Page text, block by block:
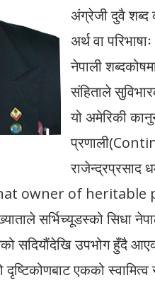
अंग्रेजी दुवै शब्द
अर्थ वा परिभाषाः
नेपाली
संहिताले
यो अमेरिकी
राजेन्द्रप्रसाद
that owner of
सर्भिच्यूडस्को सिधा
सदियौंदेखि उपभोग हुँदै
दृष्टिकोणबाट एकको